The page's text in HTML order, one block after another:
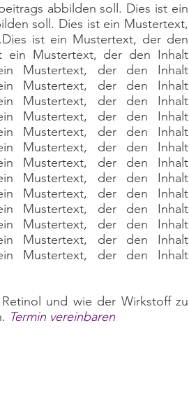
abbilden soll. Dies ist ein
soll. Dies ist ein Mustertext,
ist ein Mustertext, der den
ein Mustertext, der den Inhalt
Mustertext, der den Inhalt
Mustertext, der den Inhalt
Mustertext, der den Inhalt
Mustertext, der den Inhalt
Mustertext, der den Inhalt
Mustertext, der den Inhalt
Mustertext, der den Inhalt
Mustertext, der den Inhalt
Mustertext, der den Inhalt
Mustertext, der den Inhalt
Mustertext, der den Inhalt
Mustertext, der den Inhalt
Mustertext, der den Inhalt
und wie der Wirkstoff zu
Termin vereinbaren